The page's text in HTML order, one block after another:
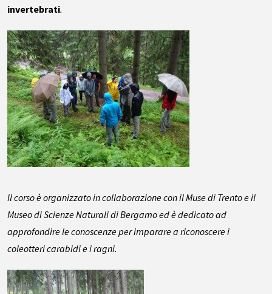
invertebrati.
Il corso è organizzato in collaborazione con il Muse di Trento e il
Museo di Scienze Naturali di Bergamo ed è dedicato ad
approfondire le conoscenze per imparare a riconoscere i
coleotteri carabidi e i ragni.